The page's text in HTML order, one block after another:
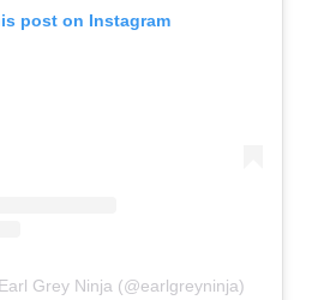
post on Instagram
Grey Ninja (@earlgreyninja)